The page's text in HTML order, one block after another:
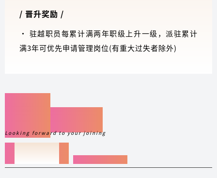
/ 晋升奖励 /
· 驻越职员每累计满两年职级上升一级，派驻累计
满3年可优先申请管理岗位(有重大过失者除外)
Looking forward to your joining